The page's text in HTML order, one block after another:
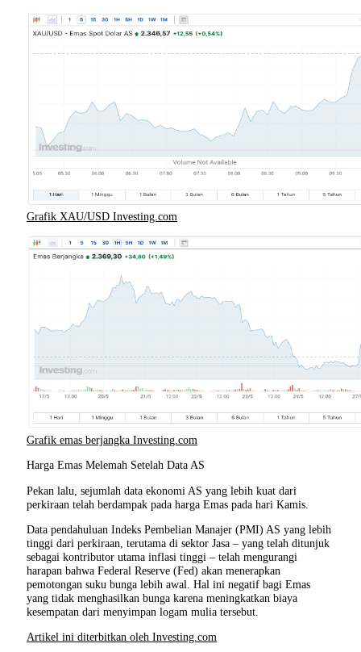
Grafik XAU/USD Investing.com
Grafik emas berjangka Investing.com
Harga Emas Melemah Setelah Data AS
Pekan lalu, sejumlah data ekonomi AS yang lebih kuat dari
perkiraan telah berdampak pada harga Emas pada hari Kamis.
Data pendahuluan Indeks Pembelian Manajer (PMI) AS yang lebih
tinggi dari perkiraan, terutama di sektor Jasa – yang telah ditunjuk
sebagai kontributor utama inflasi tinggi – telah mengurangi
harapan bahwa Federal Reserve (Fed) akan menerapkan
pemotongan suku bunga lebih awal. Hal ini negatif bagi Emas
yang tidak menghasilkan bunga karena meningkatkan biaya
kesempatan dari menyimpan logam mulia tersebut.
Artikel ini diterbitkan oleh Investing.com